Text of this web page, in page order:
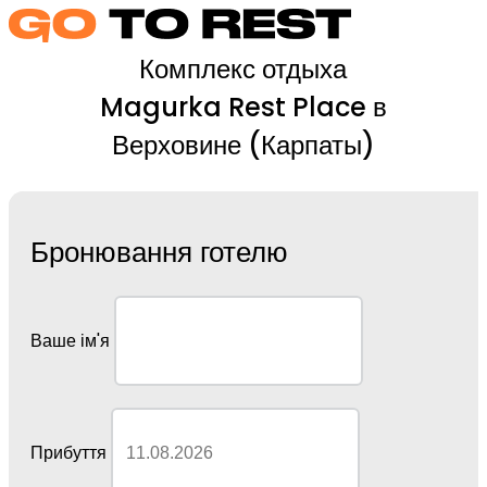
Комплекс отдыха
Magurka Rest Place в
Верховине (Карпаты)
Бронювання готелю
Ваше ім'я
Прибуття